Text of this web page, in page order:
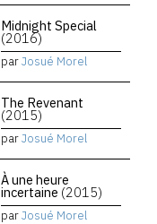
Midnight Special
(2016)
parJosué Morel
The Revenant
(2015)
parJosué Morel
À une heure
incertaine (2015)
parJosué Morel